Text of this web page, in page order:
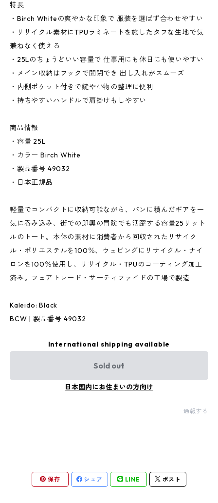
特長
・Birch Whiteの爽やかな印象で 服装を選ばず合わせやすい
・リサイクル素材にTPUラミネートを施したタフな生地で気
兼ねなく使える
・25Lのちょうどいい容量で 仕事用にも休日にも使いやすい
・メイン収納はフックで開閉でき 出し入れがスムーズ
・内側ポケット付きで鍵や小物の整理に便利
・持ちやすいハンドルで肩掛けもしやすい
商品情報
・容量 25L
・カラー Birch White
・製品番号 49032
・日本正規品
軽量でコンパクトに収納可能ながら、バンに積んだギアを一
気に呑み込み、街での即興の冒険でも活躍する容量25リット
ルのトート。本体の素材に消費者から回収されたリサイク
ル・ポリエステルを100％、ウェビングにリサイクル・ナイ
ロンを100％使用し、リサイクル・TPUのコーティング加工
済み。フェアトレード・サーティファイドの工場で製造
Kaleido: Black
BCW | 製品番号 49032
International shipping available
Sold out
日本国内にお住まいの方向け
通報する
保存 シェア LINE ポスト